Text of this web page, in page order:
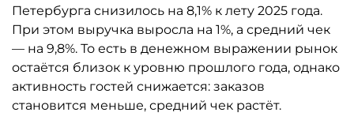
Петербурга снизилось на 8,1% к лету 2025 года.
При этом выручка выросла на 1%, а средний чек
— на 9,8%. То есть в денежном выражении рынок
остаётся близок к уровню прошлого года, однако
активность гостей снижается: заказов
становится меньше, средний чек растёт.